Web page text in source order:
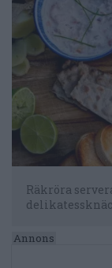
Räkröra